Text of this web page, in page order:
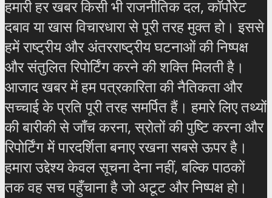
हमारी हर खबर किसी भी राजनीतिक दल, कॉर्पोरेट
दबाव या खास विचारधारा से पूरी तरह मुक्त हो। इससे
हमें राष्ट्रीय और अंतरराष्ट्रीय घटनाओं की निष्पक्ष
और संतुलित रिपोर्टिंग करने की शक्ति मिलती है।
आजाद खबर में हम पत्रकारिता की नैतिकता और
सच्चाई के प्रति पूरी तरह समर्पित हैं। हमारे लिए तथ्यों
की बारीकी से जाँच करना, स्रोतों की पुष्टि करना और
रिपोर्टिंग में पारदर्शिता बनाए रखना सबसे ऊपर है।
हमारा उद्देश्य केवल सूचना देना नहीं, बल्कि पाठकों
तक वह सच पहुँचाना है जो अटूट और निष्पक्ष हो।